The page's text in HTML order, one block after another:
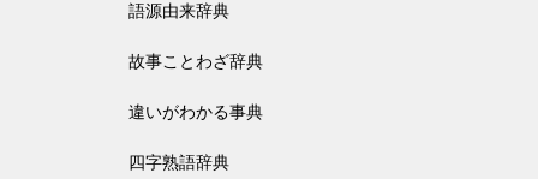
語源由来辞典
故事ことわざ辞典
違いがわかる事典
四字熟語辞典